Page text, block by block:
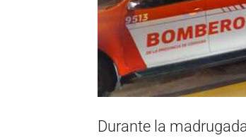
Durante la